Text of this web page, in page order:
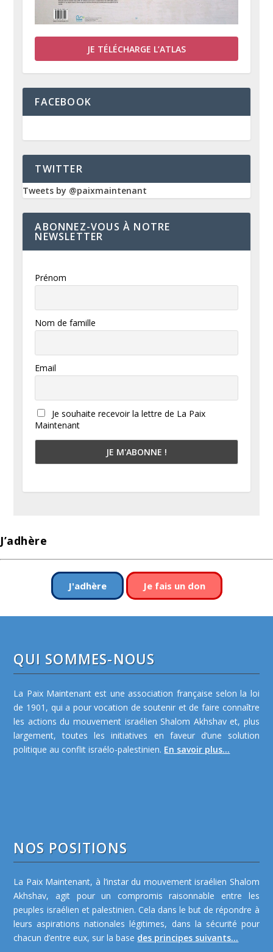
JE TÉLÉCHARGE L’ATLAS
FACEBOOK
TWITTER
Tweets by @paixmaintenant
ABONNEZ-VOUS À NOTRE
NEWSLETTER
Prénom
Nom de famille
Email
Je souhaite recevoir la lettre de La Paix
Maintenant
J’adhère
J'adhère Je fais un don
QUI SOMMES-NOUS
La Paix Maintenant est une association française selon la loi
de 1901, qui a pour vocation de soutenir et de faire connaître
les actions du mouvement israélien Shalom Akhshav et, plus
largement, toutes les initiatives en faveur d’une solution
politique au conflit israélo-palestinien. En savoir plus...
NOS POSITIONS
La Paix Maintenant, à l’instar du mouvement israélien Shalom
Akhshav, agit pour un compromis raisonnable entre les
peuples israélien et palestinien. Cela dans le but de répondre à
leurs aspirations nationales légitimes, dans la sécurité pour
chacun d’entre eux, sur la base des principes suivants...